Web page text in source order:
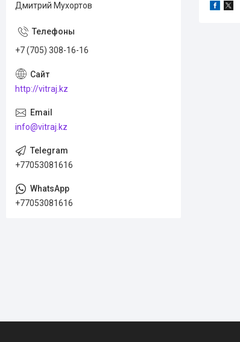
Дмитрий Мухортов
+7 (705) 308-16-16
http://vitraj.kz
info@vitraj.kz
+77053081616
+77053081616